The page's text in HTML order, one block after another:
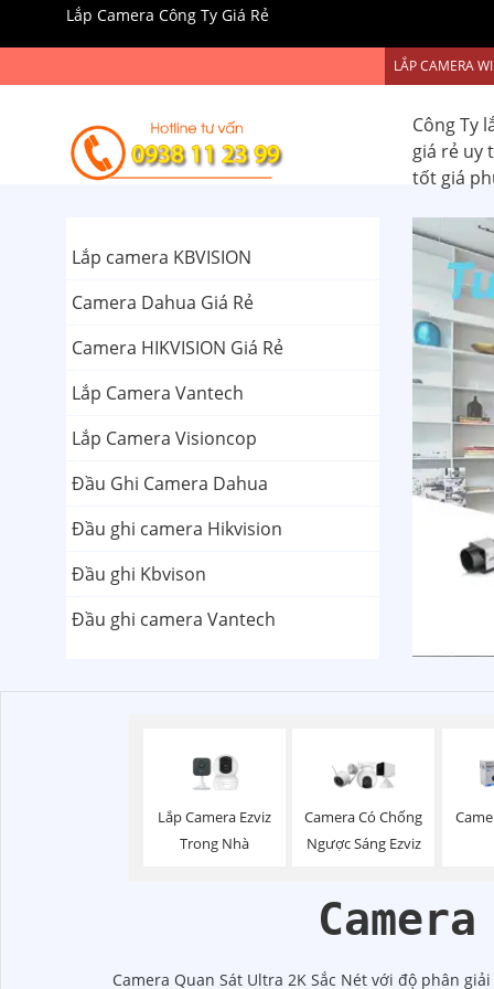
Lắp Camera Công Ty Giá Rẻ
LẮP CAMERA
Công Ty
giá rẻ uy
tốt giá
Lắp camera KBVISION
Camera Dahua Giá Rẻ
Camera HIKVISION Giá Rẻ
Lắp Camera Vantech
Lắp Camera Visioncop
Đầu Ghi Camera Dahua
Đầu ghi camera Hikvision
Đầu ghi Kbvison
Đầu ghi camera Vantech
Lắp Camera Ezviz
Trong Nhà
Camera Có Chống
Ngược Sáng Ezviz
Camera Quan Sát Ultra 2K Sắc Nét với độ phân